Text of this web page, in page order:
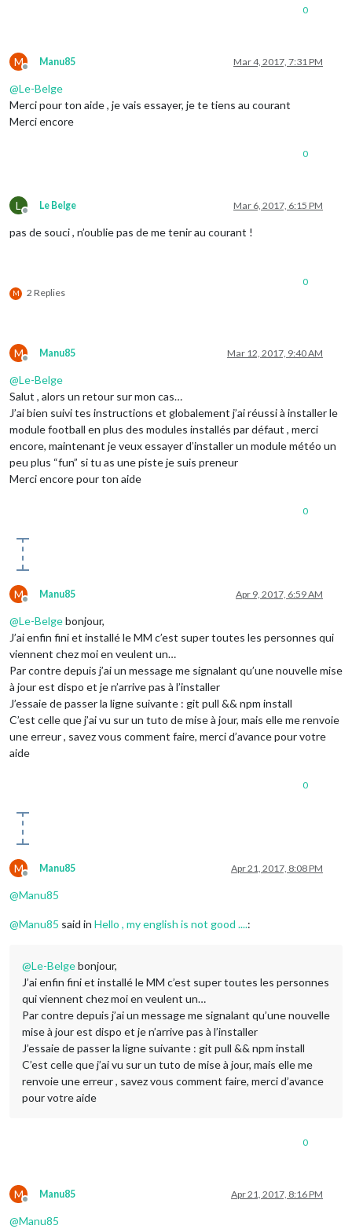
0
M
Offline
Manu85 Mar 4, 2017, 7:31 PM
@Le-Belge
Merci pour ton aide , je vais essayer, je te tiens au courant
Merci encore
0
L
Offline
Le Belge Mar 6, 2017, 6:15 PM
pas de souci , n’oublie pas de me tenir au courant !
M 2 Replies
0
M
Offline
Manu85 Mar 12, 2017, 9:40 AM
@Le-Belge
Salut , alors un retour sur mon cas…
J’ai bien suivi tes instructions et globalement j’ai réussi à installer le
module football en plus des modules installés par défaut , merci
encore, maintenant je veux essayer d’installer un module météo un
peu plus “fun” si tu as une piste je suis preneur
Merci encore pour ton aide
0
M
Offline
Manu85 Apr 9, 2017, 6:59 AM
@Le-Belgebonjour,
J’ai enfin fini et installé le MM c’est super toutes les personnes qui
viennent chez moi en veulent un…
Par contre depuis j’ai un message me signalant qu’une nouvelle mise
à jour est dispo et je n’arrive pas à l’installer
J’essaie de passer la ligne suivante : git pull && npm install
C’est celle que j’ai vu sur un tuto de mise à jour, mais elle me renvoie
une erreur , savez vous comment faire, merci d’avance pour votre
aide
0
M
Offline
Manu85 Apr 21, 2017, 8:08 PM
@Manu85
@Manu85 said in Hello , my english is not good ....:
@Le-Belgebonjour,
J’ai enfin fini et installé le MM c’est super toutes les personnes
qui viennent chez moi en veulent un…
Par contre depuis j’ai un message me signalant qu’une nouvelle
mise à jour est dispo et je n’arrive pas à l’installer
J’essaie de passer la ligne suivante : git pull && npm install
C’est celle que j’ai vu sur un tuto de mise à jour, mais elle me
renvoie une erreur , savez vous comment faire, merci d’avance
pour votre aide
0
M
Offline
Manu85 Apr 21, 2017, 8:16 PM
@Manu85